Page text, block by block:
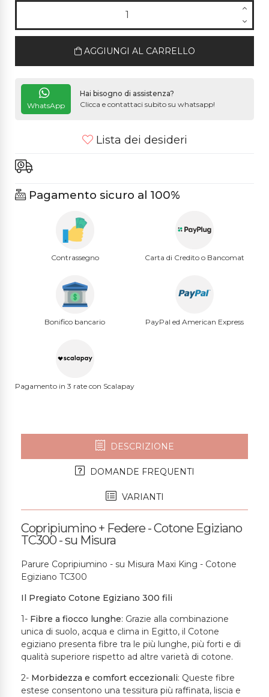
AGGIUNGI AL CARRELLO
WhatsApp
Hai bisogno di assistenza?
Clicca e contattaci subito su whatsapp!
Lista dei desideri
Pagamento sicuro al 100%
Contrassegno Carta di Credito o Bancomat
Bonifico bancario PayPal ed American Express
Pagamento in 3 rate con Scalapay
DESCRIZIONE
DOMANDE FREQUENTI
VARIANTI
Copripiumino + Federe - Cotone Egiziano
TC300 - su Misura
Parure Copripiumino - su Misura Maxi King - Cotone
Egiziano TC300
Il Pregiato Cotone Egiziano 300 fili
1- Fibre a fiocco lunghe: Grazie alla combinazione
unica di suolo, acqua e clima in Egitto, il Cotone
egiziano presenta fibre tra le più lunghe, più forti e di
qualità superiore rispetto ad altre varietà di cotone.
2- Morbidezza e comfort eccezionali: Queste fibre
estese consentono una tessitura più raffinata, liscia e